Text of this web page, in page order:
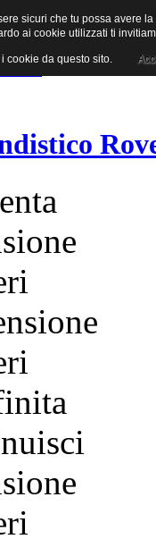
principale
sicuri che tu possa avere
ai cookie utilizzati ti
cookie da questo sito.